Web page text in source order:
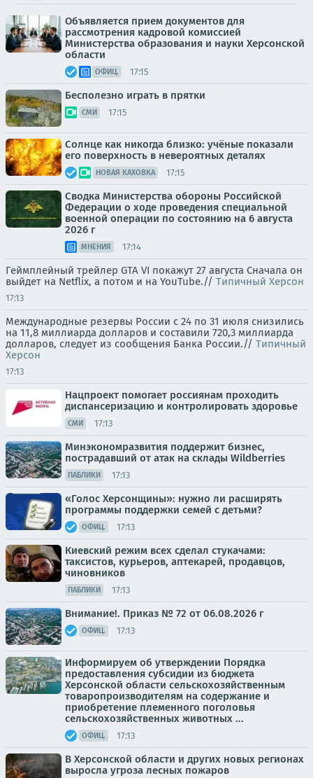
Объявляется прием документов для
рассмотрения кадровой комиссией
Министерства образования и науки Херсонской
области
ОФИЦ. 17:15
Бесполезно играть в прятки
СМИ 17:15
Солнце как никогда близко: учёные показали
его поверхность в невероятных деталях
НОВАЯ КАХОВКА 17:15
Сводка Министерства обороны Российской
Федерации о ходе проведения специальной
военной операции по состоянию на 6 августа
2026 г
МНЕНИЯ 17:14
Геймплейный трейлер GTA VI покажут 27 августа Сначала он
выйдет на Netflix, а потом и на YouTube.// Типичный Херсон
17:13
Международные резервы России с 24 по 31 июля снизились
на 11,8 миллиарда долларов и составили 720,3 миллиарда
долларов, следует из сообщения Банка России.// Типичный
Херсон
17:13
Нацпроект помогает россиянам проходить
диспансеризацию и контролировать здоровье
СМИ 17:13
Минэкономразвития поддержит бизнес,
пострадавший от атак на склады Wildberries
ПАБЛИКИ 17:13
«Голос Херсонщины»: нужно ли расширять
программы поддержки семей с детьми?
ОФИЦ. 17:13
Киевский режим всех сделал стукачами:
таксистов, курьеров, аптекарей, продавцов,
чиновников
ПАБЛИКИ 17:13
Внимание!. Приказ № 72 от 06.08.2026 г
ОФИЦ. 17:13
Информируем об утверждении Порядка
предоставления субсидии из бюджета
Херсонской области сельскохозяйственным
товаропроизводителям на содержание и
приобретение племенного поголовья
сельскохозяйственных животных ...
ОФИЦ. 17:13
В Херсонской области и других новых регионах
выросла угроза лесных пожаров